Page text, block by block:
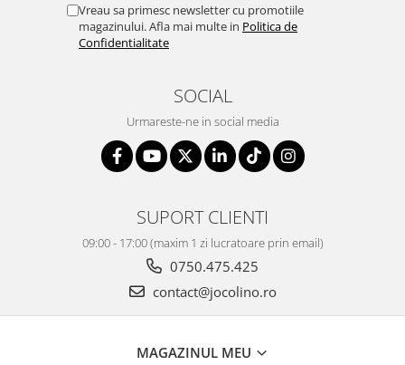
Vreau sa primesc newsletter cu promotiile
magazinului. Afla mai multe in Politica de
Confidentialitate
SOCIAL
Urmareste-ne in social media
SUPORT CLIENTI
09:00 - 17:00 (maxim 1 zi lucratoare prin email)
0750.475.425
contact@jocolino.ro
MAGAZINUL MEU